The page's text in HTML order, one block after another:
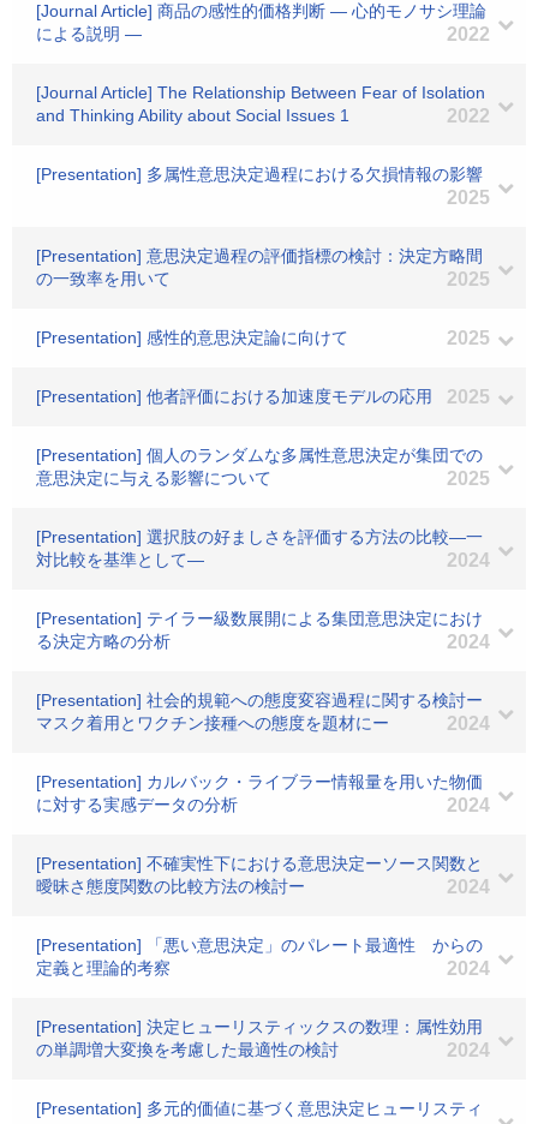
[Journal Article] 商品の感性的価格判断 ― 心的モノサシ理論
による説明 ―
2022
[Journal Article] The Relationship Between Fear of Isolation
and Thinking Ability about Social Issues 1
2022
[Presentation] 多属性意思決定過程における欠損情報の影響
2025
[Presentation] 意思決定過程の評価指標の検討：決定方略間
の一致率を用いて
2025
[Presentation] 感性的意思決定論に向けて 2025
[Presentation] 他者評価における加速度モデルの応用 2025
[Presentation] 個人のランダムな多属性意思決定が集団での
意思決定に与える影響について
2025
[Presentation] 選択肢の好ましさを評価する方法の比較―一
対比較を基準として―
2024
[Presentation] テイラー級数展開による集団意思決定におけ
る決定方略の分析
2024
[Presentation] 社会的規範への態度変容過程に関する検討ー
マスク着用とワクチン接種への態度を題材にー
2024
[Presentation] カルバック・ライブラー情報量を用いた物価
に対する実感データの分析
2024
[Presentation] 不確実性下における意思決定ーソース関数と
曖昧さ態度関数の比較方法の検討ー
2024
[Presentation] 「悪い意思決定」のパレート最適性 からの
定義と理論的考察
2024
[Presentation] 決定ヒューリスティックスの数理：属性効用
の単調増大変換を考慮した最適性の検討
2024
[Presentation] 多元的価値に基づく意思決定ヒューリスティ